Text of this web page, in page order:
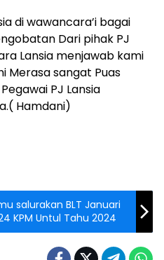
di wawancara’i bagai
Dari pihak PJ
Lansia menjawab kami
Merasa sangat Puas
PJ Lansia
Hamdani)
salurakan BLT Januari
KPM Untul Tahu 2024